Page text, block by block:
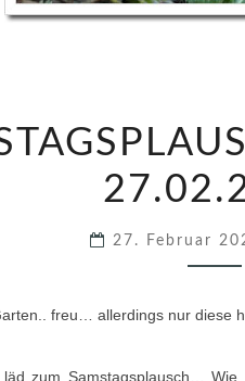
A
M
T
G
P
27. Februar
freu… allerdings nur diese
zum Samstagsplausch… Wie